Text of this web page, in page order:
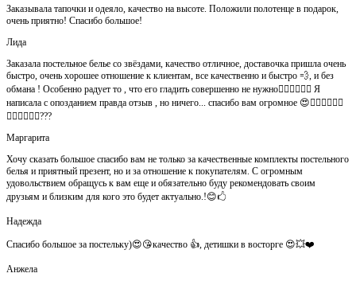
Заказывала тапочки и одеяло, качество на высоте. Положили полотенце в подарок,
очень приятно! Спасибо большое!
Лида
Заказала постельное белье со звёздами, качество отличное, доставочка пришла очень
быстро, очень хорошее отношение к клиентам, все качественно и быстро 💨, и без
обмана ! Особенно радует то , что его гладить совершенно не нужно👍🏻👍🏻🙈😄 Я
написала с опозданием правда отзыв , но ничего... спасибо вам огромное 😍👍🏻👍🏻👏🏻
👌🏻👌🏻👌🏻???
Маргарита
Хочу сказать большое спасибо вам не только за качественные комплекты постельного
белья и приятный презент, но и за отношение к покупателям. С огромным
удовольствием обращусь к вам еще и обязательно буду рекомендовать своим
друзьям и близким для кого это будет актуально.!😊🖒
Надежда
Спасибо большое за постельку)😍😘качество 👍, детишки в восторге 😍💥❤️
Анжела